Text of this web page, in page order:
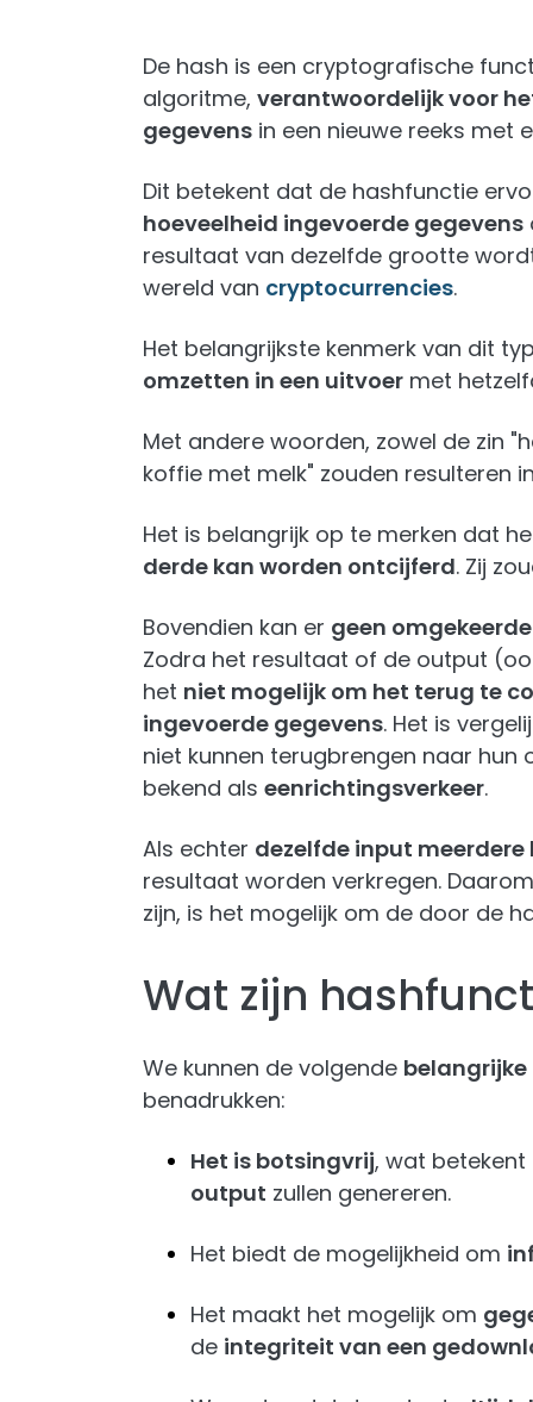
De hash is een cryptografische
algoritme, verantwoordelijk voor
gegevens in een nieuwe reeks met
Dit betekent dat de hashfunctie
hoeveelheid ingevoerde gegevens
resultaat van dezelfde grootte
wereld van cryptocurrencies.
Het belangrijkste kenmerk van dit
omzetten in een uitvoer met
Met andere woorden, zowel de zin
koffie met melk" zouden resulteren
Het is belangrijk op te merken dat
derde kan worden ontcijferd. Zij
Bovendien kan er geen
Zodra het resultaat of de output
het niet mogelijk om het terug te
ingevoerde gegevens. Het is
niet kunnen terugbrengen naar hun
bekend als eenrichtingsverkeer.
Als echter dezelfde input
resultaat worden verkregen.
zijn, is het mogelijk om de door de
Wat zijn
We kunnen de volgende belangrijke
benadrukken:
Het is botsingvrij, wat
output zullen genereren.
Het biedt de mogelijkheid om
Het maakt het mogelijk om
de integriteit van een